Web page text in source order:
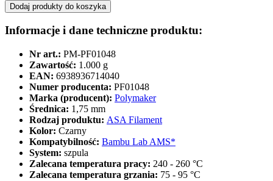
Dodaj produkty do koszyka
Informacje i dane techniczne produktu:
Nr art.: PM-PF01048
Zawartość: 1.000 g
EAN: 6938936714040
Numer producenta: PF01048
Marka (producent): Polymaker
Średnica: 1,75 mm
Rodzaj produktu: ASA Filament
Kolor: Czarny
Kompatybilność: Bambu Lab AMS*
System: szpula
Zalecana temperatura pracy: 240 - 260 °C
Zalecana temperatura grzania: 75 - 95 °C